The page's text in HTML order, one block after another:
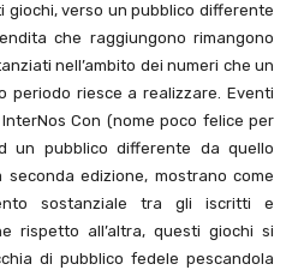
giochi, verso un pubblico differente
che raggiungono rimangono
nell’ambito dei numeri che un
periodo riesce a realizzare. Eventi
Con (nome poco felice per
un pubblico differente da quello
edizione, mostrano come
sostanziale tra gli iscritti e
rispetto all’altra, questi giochi si
di pubblico fedele pescandola